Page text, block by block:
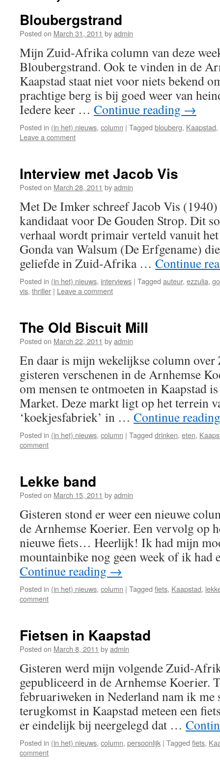
Bloubergstrand
Posted on March 31, 2011 byadmin
Mijn Zuid-Afrika column van deze
Bloubergstrand. Ook te vinden in de
Kaapstad staat niet voor niets bekend
prachtige berg is bij goed weer van
Iedere keer … Continue reading →
Posted in (in het) nieuws, column | Tagged blouberg, Kaapstad,
Leave a comment
Interview met Jacob Vis
Posted on March 28, 2011 byadmin
Met De Imker schreef Jacob Vis (1940)
kandidaat voor De Gouden Strop. Dit
verhaal wordt primair verteld vanuit
Gonda van Walsum (De Erfgename)
geliefde in Zuid-Afrika … Continue
Posted in (in het) nieuws, interviews | Tagged auteur, ezzulia,
vis, thriller | Leave a comment
The Old Biscuit Mill
Posted on March 22, 2011 byadmin
En daar is mijn wekelijkse column
gisteren verschenen in de Arnhemse
om mensen te ontmoeten in Kaapstad
Market. Deze markt ligt op het terrein
‘koekjesfabriek’ in … Continue
Posted in (in het) nieuws, column | Tagged drinken, eten,
comment
Lekke band
Posted on March 15, 2011 byadmin
Gisteren stond er weer een nieuwe
de Arnhemse Koerier. Een vervolg op
nieuwe fiets… Heerlijk! Ik had mijn
mountainbike nog geen week of ik
Continue reading →
Posted in (in het) nieuws, column | Tagged fiets, Kaapstad,
comment
Fietsen in Kaapstad
Posted on March 8, 2011 byadmin
Gisteren werd mijn volgende Zuid-
gepubliceerd in de Arnhemse Koerier.
februariweken in Nederland nam ik
terugkomst in Kaapstad meteen een
er eindelijk bij neergelegd dat …
Posted in (in het) nieuws, column, persoonlijk | Tagged fiets,
comment